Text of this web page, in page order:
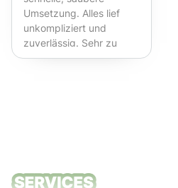
Umsetzung. Alles lief
unkompliziert und
zuverlässig. Sehr zu
empfehlen!